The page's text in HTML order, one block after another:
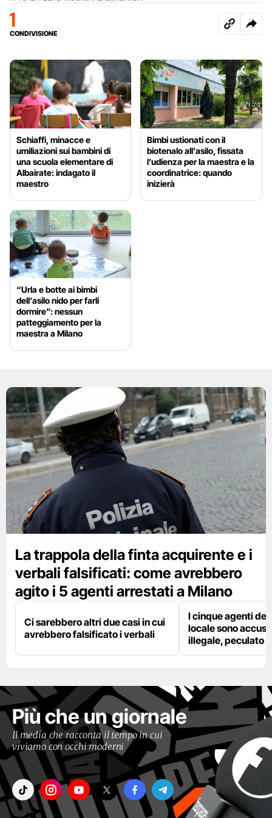
1
CONDIVISIONE
Schiaffi, minacce e
umiliazioni sui bambini di
una scuola elementare di
Albairate: indagato il
maestro
Bimbi ustionati con il
biotenalo all’asilo, fissata
l’udienza per la maestra e la
coordinatrice: quando
inizierà
“Urla e botte ai bimbi
dell’asilo nido per farli
dormire”: nessun
patteggiamento per la
maestra a Milano
La trappola della finta acquirente e i
verbali falsificati: come avrebbero
agito i 5 agenti arrestati a Milano
Ci sarebbero altri due casi in cui
avrebbero falsificato i verbali
I cinque agenti
locale sono
illegale, peculato
Più che un giornale
Il media che racconta il tempo in cui
viviamo con occhi moderni